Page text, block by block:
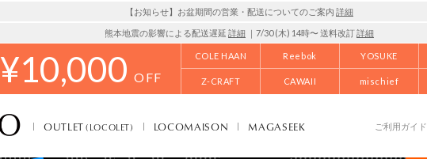
【お知らせ】お盆期間の営業・配送についてのご案内 詳細
熊本地震の影響による配送遅延 詳細 ｜7/30 (木) 14時〜 送料改訂詳細
¥10,000 OFF
COLE HAAN Reebok YOSUKE
Z-CRAFT CAWAII mischief
OUTLET(LOCOLET) LOCOMAISON MAGASEEK ご利用ガイド